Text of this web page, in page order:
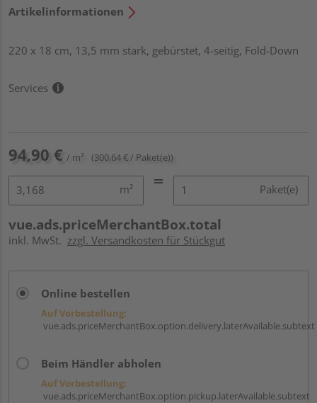
Artikelinformationen
220 x 18 cm, 13,5 mm stark, gebürstet, 4-seitig, Fold-Down
Services
94,90 € / m² (300,64 € / Paket(e))
m² Paket(e)
vue.ads.priceMerchantBox.total
inkl. MwSt. zzgl. Versandkosten für Stückgut
Online bestellen
Auf Vorbestellung:
vue.ads.priceMerchantBox.option.delivery.laterAvailable.subtext
Beim Händler abholen
Auf Vorbestellung:
vue.ads.priceMerchantBox.option.pickup.laterAvailable.subtext